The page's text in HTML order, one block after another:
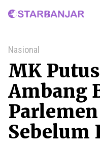
Home
Nasional
MK
Ambang
Sebelum